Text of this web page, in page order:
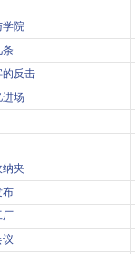
学院
的反击
场
夹
布
厂